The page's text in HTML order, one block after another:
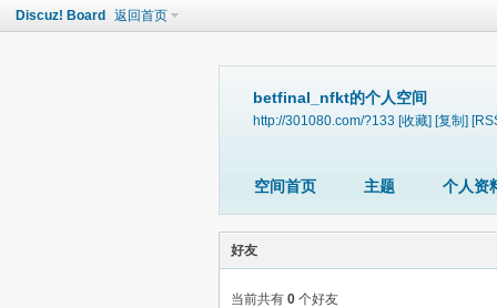
Discuz! Board 返回首页
betfinal_nfkt的个人空间
http://301080.com/?133 [收藏] [复制]
空间首页 主题 个人资
好友
当前共有 0 个好友